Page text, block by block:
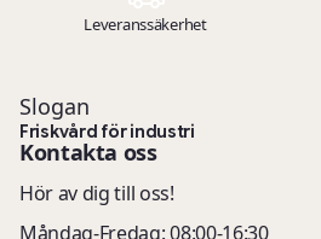
Leveranssäkerhet
Slogan
Friskvård för industri
Kontakta oss
Hör av dig till oss!
Måndag-Fredag: 08:00-16:30